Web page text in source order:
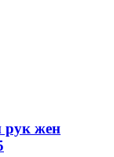
рук жен